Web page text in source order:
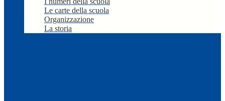
Le carte della scuola
Organizzazione
La storia